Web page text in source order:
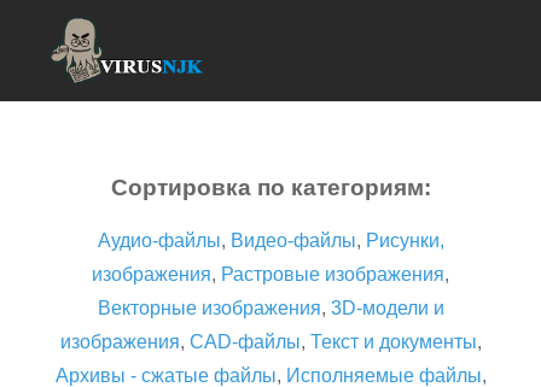
Сортировка по категориям:
Аудио-файлы, Видео-файлы, Рисунки,
изображения, Растровые изображения,
Векторные изображения, 3D-модели и
изображения, CAD-файлы, Текст и документы,
Архивы - сжатые файлы, Исполняемые файлы,